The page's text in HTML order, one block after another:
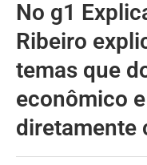
No g1
Ribeiro
temas que
econômico
diretamente